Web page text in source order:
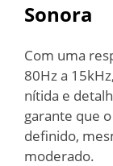
Sonora
Com uma
80Hz a
nítida e
garante que
definido,
moderado.